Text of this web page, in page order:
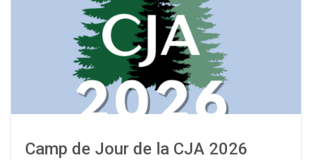
Camp de Jour de la CJA 2026